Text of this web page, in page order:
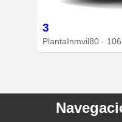
3
PlantaInmvil80 ·